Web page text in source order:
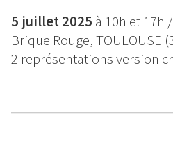
5 juillet 2025 à 10h et 17h
Brique Rouge, TOULOUSE
2 représentations version